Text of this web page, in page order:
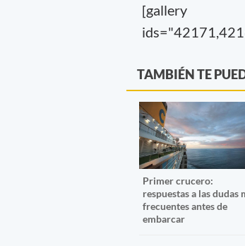
[gallery
TAMBIÉN TE
Primer crucero:
respuestas a las dudas
frecuentes antes de
embarcar